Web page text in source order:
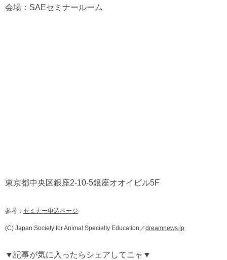
会場：SAEセミナールーム
東京都中央区銀座2-10-5銀座オオイビル5F
参考： セミナー申込ページ
(C) Japan Society for Animal Specialty Education／dreamnews.jp
▼記事が気に入ったらシェアしてニャ▼